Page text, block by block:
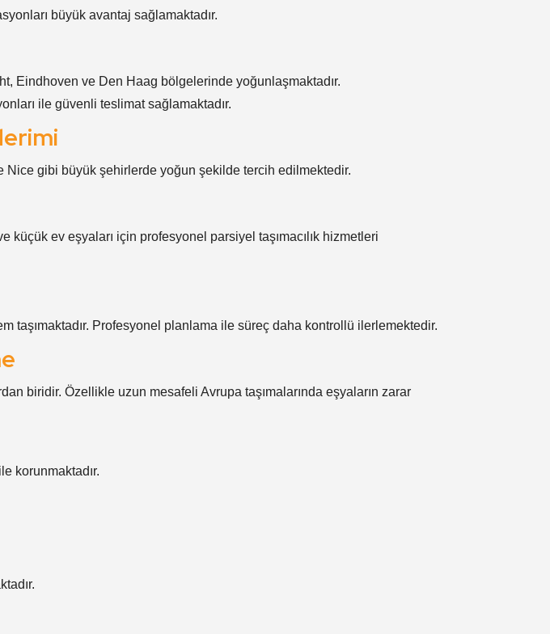
büyük avantaj sağlamaktadır.
Eindhoven ve Den Haag bölgelerinde yoğunlaşmaktadır.
ile güvenli teslimat sağlamaktadır.
Nice gibi büyük şehirlerde yoğun şekilde tercih edilmektedir.
ev eşyaları için profesyonel parsiyel taşımacılık hizmetleri
taşımaktadır. Profesyonel planlama ile süreç daha kontrollü ilerlemektedir.
biridir. Özellikle uzun mesafeli Avrupa taşımalarında eşyaların zarar
korunmaktadır.